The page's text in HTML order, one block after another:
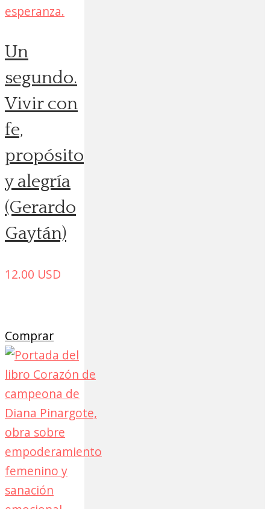
Un
segundo.
Vivir con
fe,
propósito
y alegría
(Gerardo
Gaytán)
12.00 USD
Comprar